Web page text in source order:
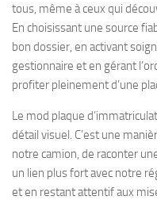
tous, même à ceux qui
En choisissant une source
bon dossier, en activant
gestionnaire et en gérant
profiter pleinement d’une
Le mod plaque
détail visuel. C’est une
notre camion, de raconter
un lien plus fort avec notre
et en restant attentif aux